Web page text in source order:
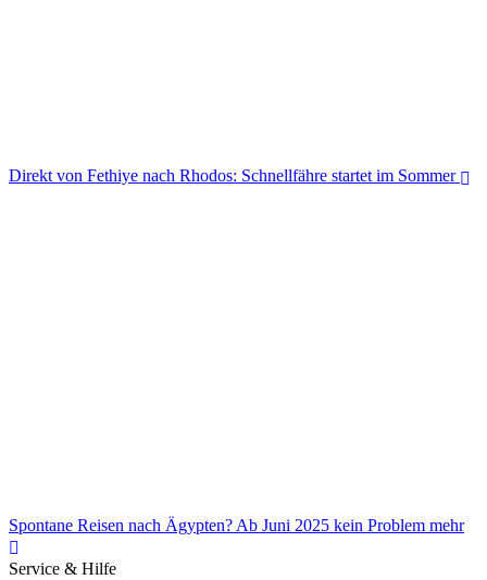
Direkt von Fethiye nach Rhodos: Schnellfähre startet im Sommer
Spontane Reisen nach Ägypten? Ab Juni 2025 kein Problem mehr
Service & Hilfe